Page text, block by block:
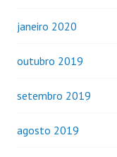
janeiro 2020
outubro 2019
setembro 2019
agosto 2019